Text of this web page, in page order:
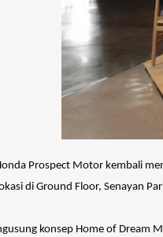
Prospect Motor kembali
di Ground Floor, Senayan
konsep Home of Dream